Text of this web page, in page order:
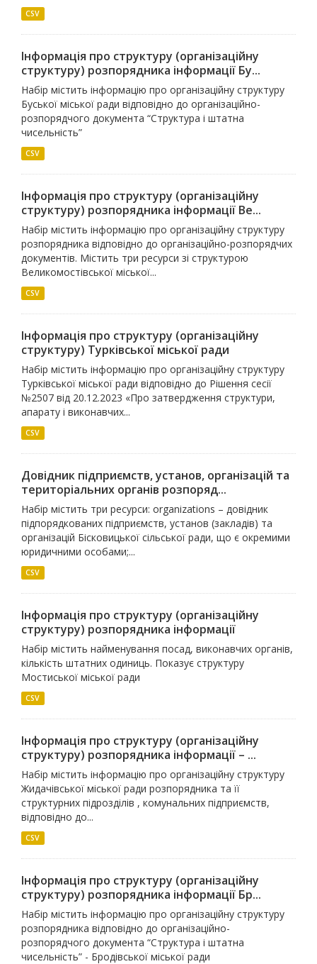
CSV
Інформація про структуру (організаційну
структуру) розпорядника інформації Бу...
Набір містить інформацію про організаційну структуру
Буської міської ради відповідно до організаційно-
розпорядчого документа “Структура і штатна
чисельність”
CSV
Інформація про структуру (організаційну
структуру) розпорядника інформації Ве...
Набір містить інформацію про організаційну структуру
розпорядника відповідно до організаційно-розпорядчих
документів. Містить три ресурси зі структурою
Великомостівської міської...
CSV
Інформація про структуру (організаційну
структуру) Турківської міської ради
Набір містить інформацію про організаційну структуру
Турківської міської ради відповідно до Рішення сесії
№2507 від 20.12.2023 «Про затвердження структури,
апарату і виконавчих...
CSV
Довідник підприємств, установ, організацій та
територіальних органів розпоряд...
Набір містить три ресурси: organizations – довідник
підпорядкованих підприємств, установ (закладів) та
організацій Бісковицької сільської ради, що є окремими
юридичними особами;...
CSV
Інформація про структуру (організаційну
структуру) розпорядника інформації
Набір містить найменування посад, виконавчих органів,
кількість штатних одиниць. Показує структуру
Мостиської міської ради
CSV
Інформація про структуру (організаційну
структуру) розпорядника інформації – ...
Набір містить інформацію про організаційну структуру
Жидачівської міської ради розпорядника та її
структурних підрозділів , комунальних підприємств,
відповідно до...
CSV
Інформація про структуру (організаційну
структуру) розпорядника інформації Бр...
Набір містить інформацію про організаційну структуру
розпорядника відповідно до організаційно-
розпорядчого документа “Структура і штатна
чисельність” - Бродівської міської ради